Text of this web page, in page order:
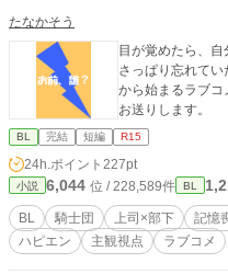
たなかそう
目が覚めたら、
さっぱり忘れて
から始まるラブ
お送りします。
BL 完結 短編 R15
24h.ポイント 227pt
小説 6,044 位 / 228,589件 BL
BL 騎士団 上司×部下 記憶
ハピエン
主観視点 ラブコメ